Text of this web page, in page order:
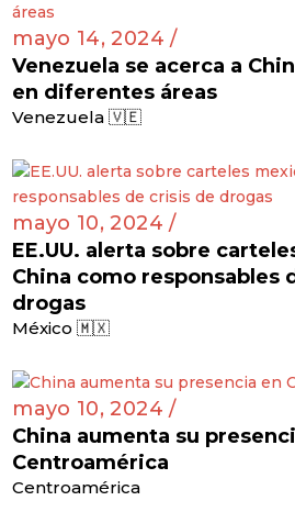
mayo 14, 2024 /
Venezuela se acerca a
en diferentes áreas
Venezuela 🇻🇪
mayo 10, 2024 /
EE.UU. alerta sobre
China como responsables
drogas
México 🇲🇽
mayo 10, 2024 /
China aumenta su
Centroamérica
Centroamérica